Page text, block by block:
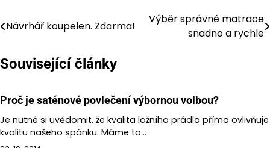
Navigace
příspěvek
Návrhář koupelen. Zdarma!
Výběr správné matrace
snadno a rychle
Související články
Proč je saténové povlečení výbornou volbou?
Je nutné si uvědomit, že kvalita ložního prádla přímo ovlivňuje
kvalitu našeho spánku. Máme to…